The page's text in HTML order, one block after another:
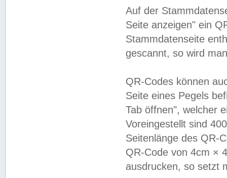
Auf der
Seite anzeigen" ein
Stammdatenseite
gescannt, so wird
QR-Codes können
Seite eines Pegels
Tab öffnen", welcher
Voreingestellt sind
Seitenlänge des QR-
QR-Code von 4cm ×
ausdrucken, so setzt